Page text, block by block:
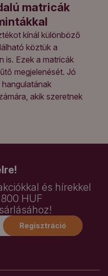
matricák
kínál különböző
köztük a
is. Ezek a matricák
megjelenését. Jó
akik szeretnek
és hírekkel
HUF
Regisztráció